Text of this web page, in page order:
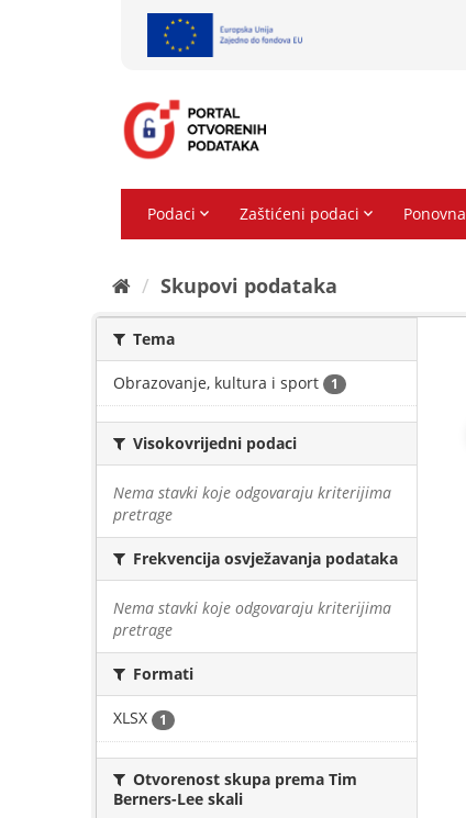
Skupovi podаtаkа
Tema
Obrazovanje, kultura i sport 1
Visokovrijedni podaci
Nema stavki koje odgovaraju kriterijima
pretrage
Frekvencija osvježavanja podataka
Nema stavki koje odgovaraju kriterijima
pretrage
Formati
XLSX 1
Otvorenost skupa prema Tim
Berners-Lee skali